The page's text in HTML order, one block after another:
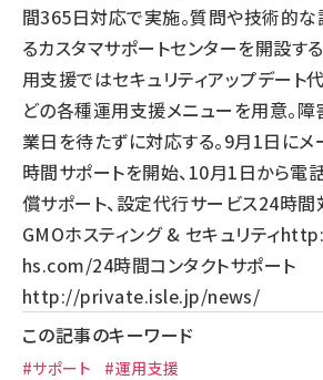
間365日対応で実施。質問や技術的
るカスタマサポートセンターを開設す
用支援ではセキュリティアップデート
どの各種運用支援メニューを用意。
業日を待たずに対応する。9月1日にメ
時間サポートを開始、10月1日から電
償サポート、設定代行サービス24時間
GMOホスティング & セキュリティ
hs.com/24時間コンタクトサポート
http://private.isle.jp/news/
この記事のキーワード
#サポート #運用支援